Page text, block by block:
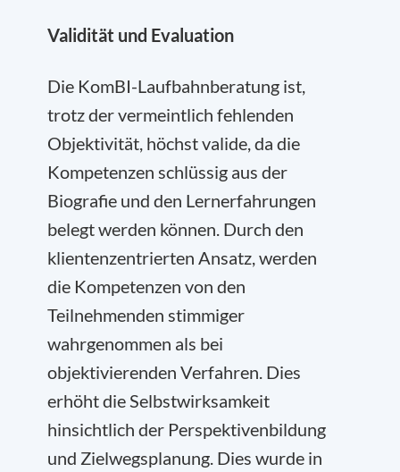
Validität und Evaluation
Die KomBI-Laufbahnberatung ist,
trotz der vermeintlich fehlenden
Objektivität, höchst valide, da die
Kompetenzen schlüssig aus der
Biografie und den Lernerfahrungen
belegt werden können. Durch den
klientenzentrierten Ansatz, werden
die Kompetenzen von den
Teilnehmenden stimmiger
wahrgenommen als bei
objektivierenden Verfahren. Dies
erhöht die Selbstwirksamkeit
hinsichtlich der Perspektivenbildung
und Zielwegsplanung. Dies wurde in